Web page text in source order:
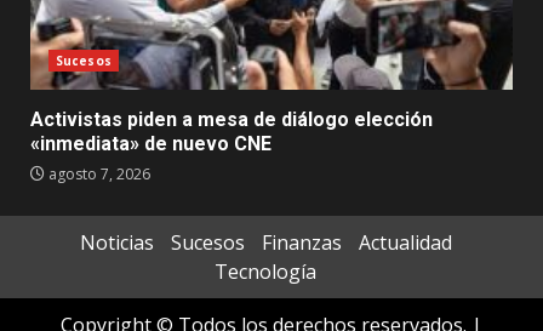
Sucesos
Activistas piden a mesa de diálogo elección
«inmediata» de nuevo CNE
agosto 7, 2026
Noticias Sucesos Finanzas
Actualidad
Tecnología
Copyright © Todos los derechos reservados. |